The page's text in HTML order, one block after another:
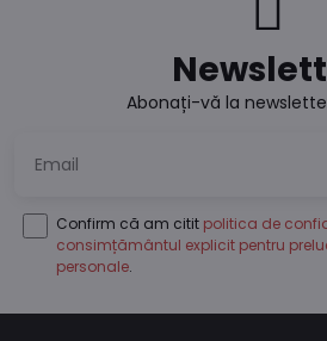
Abonați-vă la
Confirm că am citit politica de
consimțământul explicit pentru
personale.